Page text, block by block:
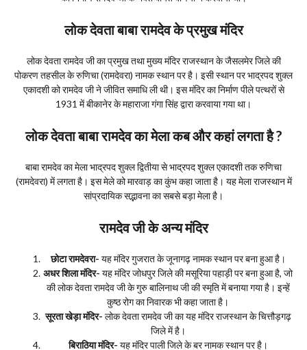
लोक देवता बाबा रामदेव के प्रमुख मंदिर
लोक देवता रामदेव जी का प्रमुख तथा मुख्य मंदिर राजस्थान के जैसलमेर जिले की
पोकरण तहसील के रुणिचा (रामदेवरा) नामक स्थान पर है। इसी स्थान पर भाद्रपद शुक्ल
एकादशी को रामदेव जी ने जीवित समाधि ली थी। इस मंदिर का निर्माण पीले पत्थरों से
1931 में बीकानेर के महाराजा गंगा सिंह द्वारा करवाया गया था।
लोक देवता बाबा रामदेव का मेला कब और कहां लगता है ?
बाबा रामदेव का मेला भाद्रपद शुक्ल द्वितीया से भाद्रपद शुक्ल एकादशी तक रुणिचा
(रामदेवरा) में लगता है। इस मेले को मारवाड़ का कुंभ कहा जाता है। यह मेला राजस्थान में
सांप्रदायिक सद्भावना का सबसे बड़ा मेला है।
रामदेव जी के अन्य मंदिर
छोटा रामदेवरा- यह मंदिर गुजरात के जूनागढ़ नामक स्थान पर बना हुआ है।
अधर शिला मंदिर- यह मंदिर जोधपुर जिले की मसूरिया पहाड़ी पर बना हुआ है, जो
की लोक देवता रामदेव जी के गुरु बालिनाथ जी की स्मृति में बनाया गया है। इन्हें
कुष्ठ रोग का निवारक भी कहा जाता है।
सूरता खेड़ा मंदिर- लोक देवता रामदेव जी का यह मंदिर राजस्थान के चित्तौड़गढ़
जिले में है।
बिराठिया मंदिर- यह मंदिर पाली जिले के बर नामक स्थान पर है।